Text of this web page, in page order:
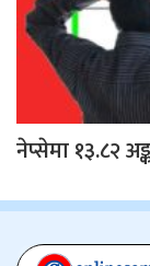
नेप्सेमा १३.८२